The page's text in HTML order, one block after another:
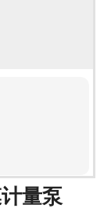
量泵